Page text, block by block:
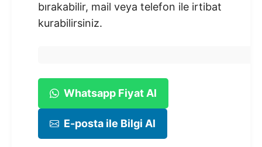
bırakabilir, mail veya telefon ile irtibat
kurabilirsiniz.
Whatsapp Fiyat Al
E-posta ile Bilgi Al